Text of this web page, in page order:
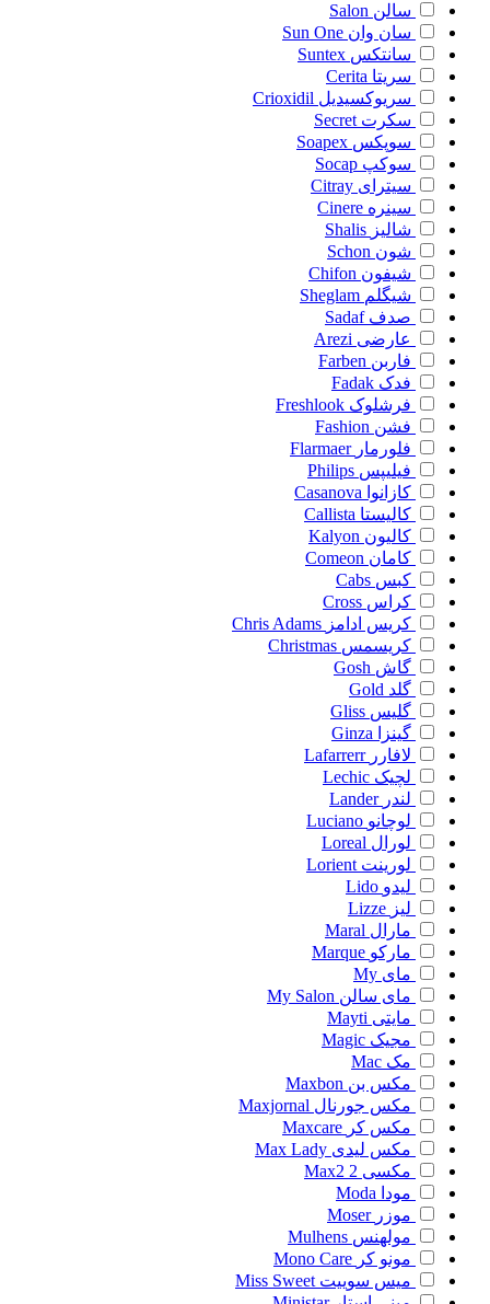
سالن Salon
سان وان Sun One
سانتکس Suntex
سریتا Cerita
سریوکسیدیل Crioxidil
سکرت Secret
سوپکس Soapex
سوکپ Socap
سیترای Citray
سینره Cinere
شالیز Shalis
شون Schon
شیفون Chifon
شیگلم Sheglam
صدف Sadaf
عارضی Arezi
فاربن Farben
فدک Fadak
فرشلوک Freshlook
فشن Fashion
فلورمار Flarmaer
فیلیپس Philips
کازانوا Casanova
کالیستا Callista
کالیون Kalyon
کامان Comeon
کبس Cabs
کراس Cross
کریس ادامز Chris Adams
کریسمس Christmas
گاش Gosh
گلد Gold
گلیس Gliss
گینزا
Ginza
لافارر Lafarrerr
لچیک Lechic
لندر Lander
لوچانو Luciano
لورال Loreal
لورینت Lorient
لیدو Lido
لیز Lizze
مارال Maral
مارکو Marque
مای My
مای سالن My Salon
مایتی Mayti
مجیک Magic
مک Mac
مکس بن Maxbon
مکس جورنال Maxjornal
مکس کر Maxcare
مکس لیدی Max Lady
مکسی 2
Max2
مودا Moda
موزر Moser
مولهنس Mulhens
مونو کر Mono Care
میس سوییت Miss Sweet